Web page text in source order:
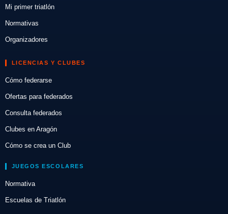
Mi primer triatlón
Normativas
Organizadores
LICENCIAS Y CLUBES
Cómo federarse
Ofertas para federados
Consulta federados
Clubes en Aragón
Cómo se crea un Club
JUEGOS ESCOLARES
Normativa
Escuelas de Triatlón